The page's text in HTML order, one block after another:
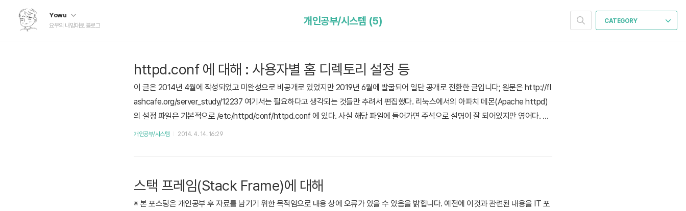
Yowu
요우의 내맘대로 블로그
CATEGORY
개인공부/시스템 (5)
httpd.conf 에 대해 : 사용자별 홈 디렉토리 설정 등
이 글은 2014년 4월에 작성되었고 미완성으로 비공개로 있었지만 2019년 6월에 발굴되어 일단 공개로 전환한 글입니다; 원문은 http://fl
ashcafe.org/server_study/12237 여기서는 필요하다고 생각되는 것들만 추려서 편집했다. 리눅스에서의 아파치 데몬(Apache httpd)
의 설정 파일은 기본적으로 /etc/httpd/conf/httpd.conf 에 있다. 사실 해당 파일에 들어가면 주석으로 설명이 잘 되어있지만 영어다. 나
는 영어를 잘 못한다. 나는 국산 한국말이 좋다.아래로는 개인적으로 중요하다고 생각되는 옵션들만 나열한다. 이 친구들은 서버의 클라이
개인공부/시스템 2014. 4. 14. 16:29
스택 프레임(Stack Frame)에 대해
※ 본 포스팅은 개인공부 후 자료를 남기기 위한 목적임으로 내용 상에 오류가 있을 수 있음을 밝힙니다. 예전에 이것과 관련된 내용을 IT 포